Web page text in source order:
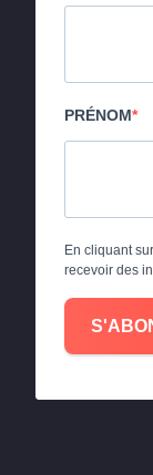
PRÉNOM
En cliquant
recevoir des